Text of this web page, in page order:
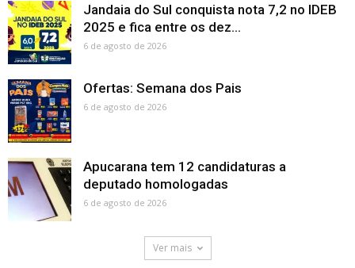
Jandaia do Sul conquista nota 7,2 no IDEB
2025 e fica entre os dez...
6 de agosto de 2026
Ofertas: Semana dos Pais
6 de agosto de 2026
Apucarana tem 12 candidaturas a
deputado homologadas
6 de agosto de 2026
Ver mais